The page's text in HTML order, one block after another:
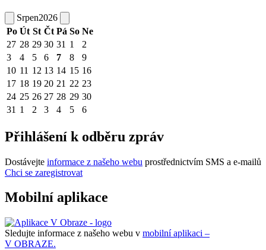
Srpen2026
Po Út St Čt Pá So Ne
27 28 29 30 31 1
2
3
4 5 6 7 8
9
10 11 12 13 14 15 16
17 18 19 20 21 22 23
24 25 26 27 28 29 30
31 1 2 3 4 5 6
Přihlášení k odběru zpráv
Dostávejte informace z našeho webu prostřednictvím SMS a e-mailů
Chci se zaregistrovat
Mobilní aplikace
Sledujte informace z našeho webu v mobilní aplikaci –
V OBRAZE.